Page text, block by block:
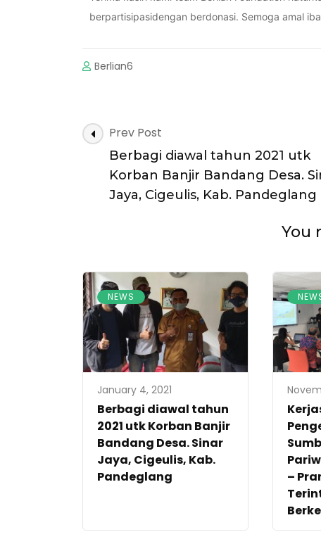
berpartisipasidengan berdonasi. Semoga amal
Berlian6
Prev Post
Berbagi diawal tahun 2021 utk
Korban Banjir Bandang Desa.
Jaya, Cigeulis, Kab. Pandeglang
You
NEWS
January 4, 2021
Berbagi diawal tahun
2021 utk Korban Banjir
Bandang Desa. Sinar
Jaya, Cigeulis, Kab.
Pandeglang
–